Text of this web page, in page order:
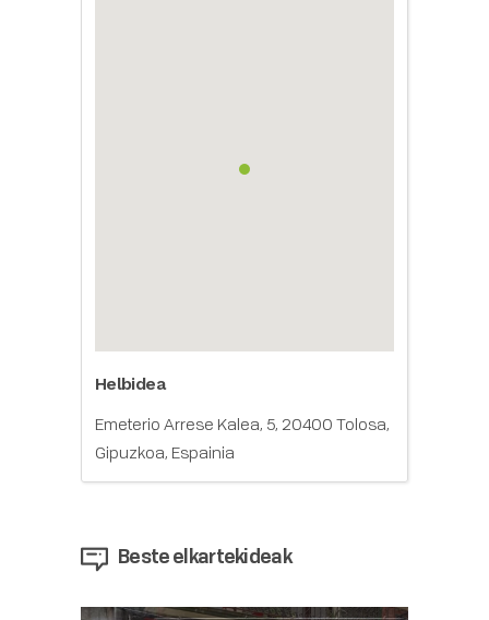
Helbidea
Emeterio Arrese Kalea, 5, 20400 Tolosa,
Gipuzkoa, Espainia
Beste elkartekideak